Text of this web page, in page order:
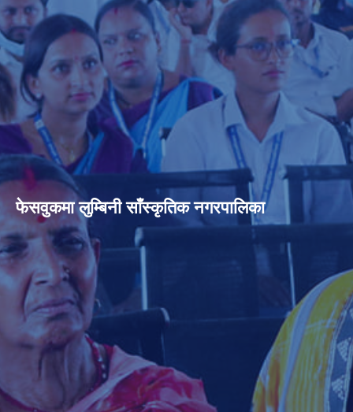
फेसवुकमा लुम्बिनी साँस्कृतिक नगरपालिका